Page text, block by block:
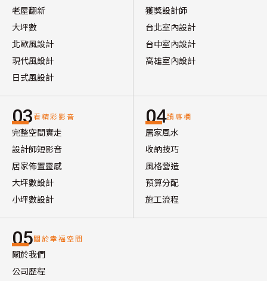
老屋翻新
大坪數
北歐風設計
現代風設計
日式風設計
獲獎設計師
台北室內設計
台中室內設計
高雄室內設計
03看精彩影音
完整空間實走
設計師短影音
居家佈置靈感
大坪數設計
小坪數設計
04讀專欄
居家風水
收納技巧
風格營造
預算分配
施工流程
05關於幸福空間
關於我們
公司歷程